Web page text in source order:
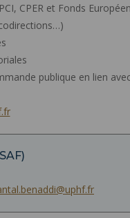
CPER et Fonds
publique en lien